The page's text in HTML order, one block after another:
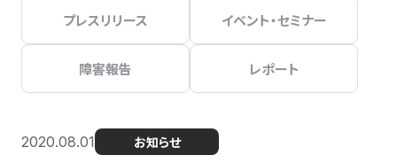
プレスリリース イベント・セミナー
障害報告 レポート
2020.08.01 お知らせ